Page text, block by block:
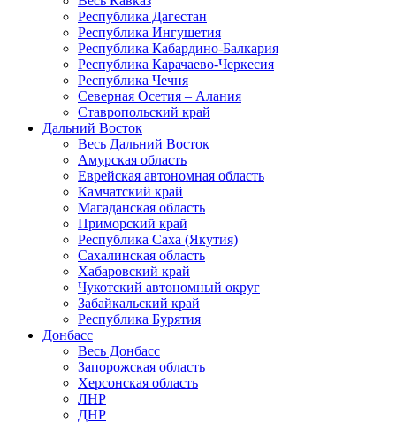
Республика Дагестан
Республика Ингушетия
Республика Кабардино-Балкария
Республика Карачаево-Черкесия
Республика Чечня
Северная Осетия – Алания
Ставропольский край
Дальний Восток
Весь Дальний Восток
Амурская область
Еврейская автономная область
Камчатский край
Магаданская область
Приморский край
Республика Саха (Якутия)
Сахалинская область
Хабаровский край
Чукотский автономный округ
Забайкальский край
Республика Бурятия
Донбасс
Весь Донбасс
Запорожская область
Херсонская область
ЛНР
ДНР